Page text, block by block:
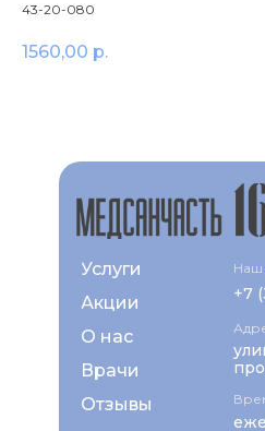
43-20-080
1560,00 р.
Услуги
Акции
Врачи
О нас
+7
Отзывы
Наш